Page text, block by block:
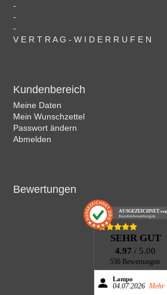
-
-
-
V E R T R A G - W I D E R R U F E N
Kundenbereich
Meine Daten
Mein Wunschzettel
Passwort ändern
Abmelden
Bewertungen
AUSGEZEICHNET.org
Kundenbewertungen
SEHR GUT
4.97/ 5.00
536 Bewertungen
Lampo
04.07.2026 Mehr